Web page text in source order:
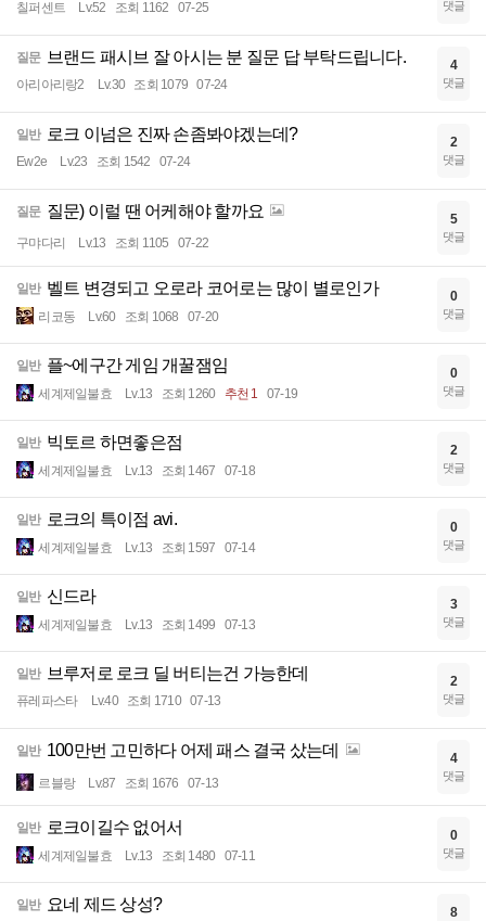
칠퍼센트 Lv.52 조회 1162 07-25 댓글
질문 브랜드 패시브 잘 아시는 분 질문 답 부탁드립니다.
아리아리랑2 Lv.30 조회 1079 07-24
4
댓글
일반 로크 이넘은 진짜 손좀봐야겠는데?
Ew2e Lv.23 조회 1542 07-24
2
댓글
질문 질문) 이럴 땐 어케해야 할까요
구먀다리 Lv.13 조회 1105 07-22
5
댓글
일반 벨트 변경되고 오로라 코어로는 많이 별로인가
리코동 Lv.60 조회 1068 07-20
0
댓글
일반 플~에구간 게임 개꿀잼임
세계제일불효 Lv.13 조회 1260 추천 1 07-19
0
댓글
일반 빅토르 하면좋은점
세계제일불효 Lv.13 조회 1467 07-18
2
댓글
일반 로크의 특이점 avi.
세계제일불효 Lv.13 조회 1597 07-14
0
댓글
일반 신드라
세계제일불효 Lv.13 조회 1499 07-13
3
댓글
일반 브루저로 로크 딜 버티는건 가능한데
퓨레파스타 Lv.40 조회 1710 07-13
2
댓글
일반 100만번 고민하다 어제 패스 결국 샀는데
르블랑 Lv.87 조회 1676 07-13
4
댓글
일반 로크이길수 없어서
세계제일불효 Lv.13 조회 1480 07-11
0
댓글
일반 요네 제드 상성? 8